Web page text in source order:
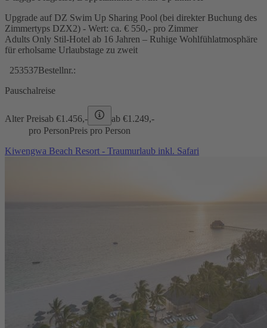
Upgrade auf DZ Swim Up Sharing Pool (bei direkter Buchung des
Zimmertyps DZX2) - Wert: ca. € 550,- pro Zimmer
Adults Only Stil-Hotel ab 16 Jahren – Ruhige Wohlfühlatmosphäre
für erholsame Urlaubstage zu zweit
253537Bestellnr.:
Pauschalreise
Alter Preisab €1.456,- ab €1.249,-
pro PersonPreis pro Person
Kiwengwa Beach Resort - Traumurlaub inkl. Safari